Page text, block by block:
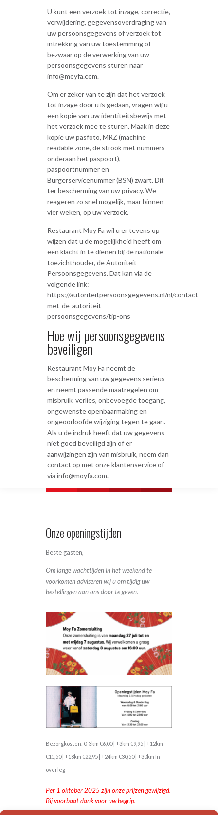
U kunt een verzoek tot inzage, correctie,
verwijdering, gegevensoverdraging van
uw persoonsgegevens of verzoek tot
intrekking van uw toestemming of
bezwaar op de verwerking van uw
persoonsgegevens sturen naar
info@moyfa.com.
Om er zeker van te zijn dat het verzoek
tot inzage door u is gedaan, vragen wij u
een kopie van uw identiteitsbewijs met
het verzoek mee te sturen. Maak in deze
kopie uw pasfoto, MRZ (machine
readable zone, de strook met nummers
onderaan het paspoort),
paspoortnummer en
Burgerservicenummer (BSN) zwart. Dit
ter bescherming van uw privacy. We
reageren zo snel mogelijk, maar binnen
vier weken, op uw verzoek.
Restaurant Moy Fa wil u er tevens op
wijzen dat u de mogelijkheid heeft om
een klacht in te dienen bij de nationale
toezichthouder, de Autoriteit
Persoonsgegevens. Dat kan via de
volgende link:
https://autoriteitpersoonsgegevens.nl/nl/contact-
met-de-autoriteit-
persoonsgegevens/tip-ons
Hoe wij persoonsgegevens
beveiligen
Restaurant Moy Fa neemt de
bescherming van uw gegevens serieus
en neemt passende maatregelen om
misbruik, verlies, onbevoegde toegang,
ongewenste openbaarmaking en
ongeoorloofde wijziging tegen te gaan.
Als u de indruk heeft dat uw gegevens
niet goed beveiligd zijn of er
aanwijzingen zijn van misbruik, neem dan
contact op met onze klantenservice of
via info@moyfa.com.
Onze openingstijden
Beste gasten,
Om lange wachttijden in het weekend te
voorkomen adviseren wij u om tijdig uw
bestellingen aan ons door te geven.
Bezorgkosten: 0-3km €6,00 | +3km €9,95 | +12km
€15,50 | +18km €22,95 | +24km €30,50 | +30km In
overleg
Per 1 oktober 2025 zijn onze prijzen gewijzigd.
Bij voorbaat dank voor uw begrip.